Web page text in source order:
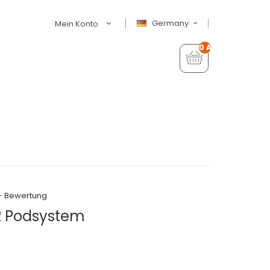
Germany
Mein Konto
0 Artikel - €0,00
Bewertung
Podsystem